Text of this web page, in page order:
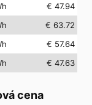
€ 47.94
€ 63.72
€ 57.64
€ 47.63
cena